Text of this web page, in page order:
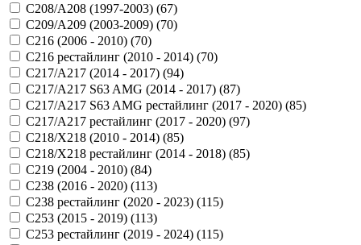
C208/A208 (1997-2003) (67)
C209/A209 (2003-2009) (70)
C216 (2006 - 2010) (70)
C216 рестайлинг (2010 - 2014) (70)
C217/A217 (2014 - 2017) (94)
C217/A217 S63 AMG (2014 - 2017) (87)
C217/A217 S63 AMG рестайлинг (2017 - 2020) (85)
C217/A217 рестайлинг (2017 - 2020) (97)
C218/X218 (2010 - 2014) (85)
C218/X218 рестайлинг (2014 - 2018) (85)
C219 (2004 - 2010) (84)
C238 (2016 - 2020) (113)
C238 рестайлинг (2020 - 2023) (115)
C253 (2015 - 2019) (113)
C253 рестайлинг (2019 - 2024) (115)